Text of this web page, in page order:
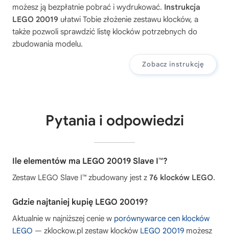
możesz ją bezpłatnie pobrać i wydrukować. Instrukcja
LEGO 20019 ułatwi Tobie złożenie zestawu klocków, a
także pozwoli sprawdzić listę klocków potrzebnych do
zbudowania modelu.
Zobacz instrukcję
Pytania i odpowiedzi
Ile elementów ma LEGO 20019 Slave I™?
Zestaw LEGO Slave I™ zbudowany jest z 76 klocków LEGO.
Gdzie najtaniej kupię LEGO 20019?
Aktualnie w najniższej cenie w porównywarce cen klocków
LEGO — zklockow.pl zestaw klocków LEGO 20019 możesz